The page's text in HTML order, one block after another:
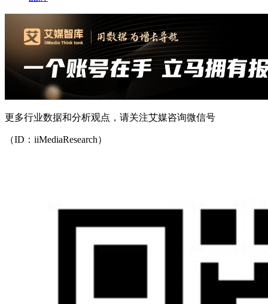
更多行业数据和分析观点，请关注艾媒咨询微信号
（ID：iiMediaResearch）